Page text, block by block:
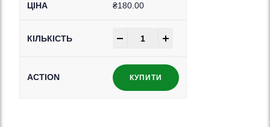
₴180.00
КУПИТИ